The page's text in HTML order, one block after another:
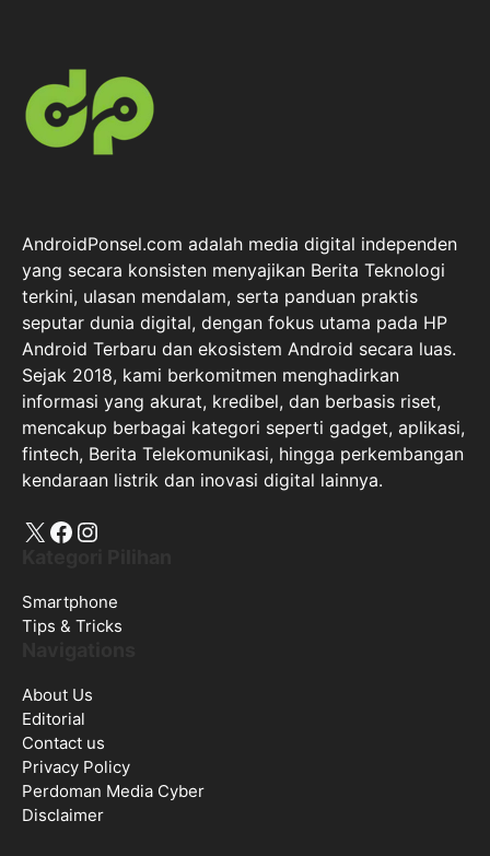
AndroidPonsel.com adalah media digital independen
yang secara konsisten menyajikan Berita Teknologi
terkini, ulasan mendalam, serta panduan praktis
seputar dunia digital, dengan fokus utama pada HP
Android Terbaru dan ekosistem Android secara luas.
Sejak 2018, kami berkomitmen menghadirkan
informasi yang akurat, kredibel, dan berbasis riset,
mencakup berbagai kategori seperti gadget, aplikasi,
fintech, Berita Telekomunikasi, hingga perkembangan
kendaraan listrik dan inovasi digital lainnya.
X Facebook
Instagram
Smartphone
Tips & Tricks
About Us
Editorial
Contact us
Privacy Policy
Perdoman Media Cyber
Disclaimer